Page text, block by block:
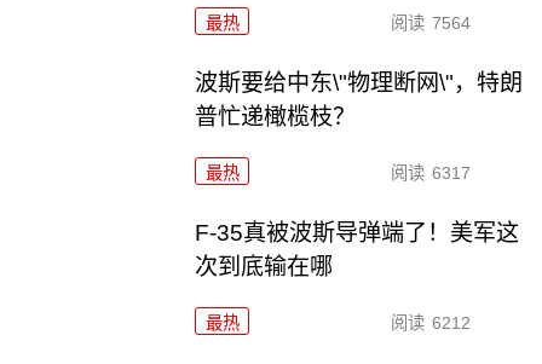
最热 阅读 7564
波斯要给中东\"物理断网\"，特朗
普忙递橄榄枝？
最热 阅读 6317
F-35真被波斯导弹端了！美军这
次到底输在哪
最热 阅读 6212